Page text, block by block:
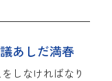
あしだ満春
しなければなり